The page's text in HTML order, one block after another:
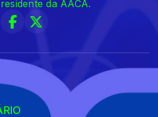
da AACA.